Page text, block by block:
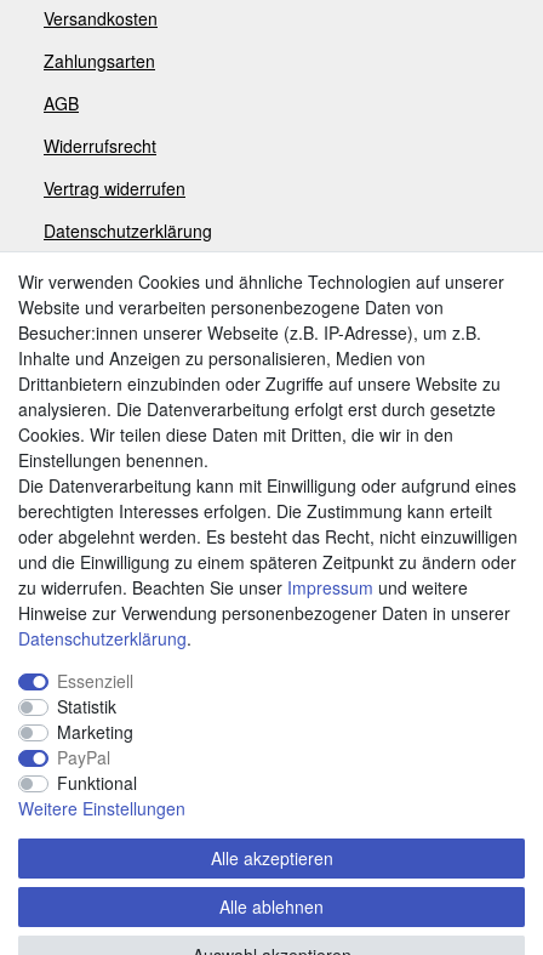
Versandkosten
Zahlungsarten
AGB
Widerrufsrecht
Vertrag widerrufen
Datenschutzerklärung
Impressum
Zahlungsarten
Weitere Zahlungsarten:
Kauf auf Rechnung
Vorkasse
Hier sind wir
© Copyright 2020 piccolino.de. Alle Rechte vorbehalten.
Wir verwenden Cookies und ähnliche Technologien auf unserer
Website und verarbeiten personenbezogene Daten von
Besucher:innen unserer Webseite (z.B. IP-Adresse), um z.B.
Inhalte und Anzeigen zu personalisieren, Medien von
Drittanbietern einzubinden oder Zugriffe auf unsere Website zu
analysieren. Die Datenverarbeitung erfolgt erst durch gesetzte
Cookies. Wir teilen diese Daten mit Dritten, die wir in den
Einstellungen benennen.
Die Datenverarbeitung kann mit Einwilligung oder aufgrund eines
berechtigten Interesses erfolgen. Die Zustimmung kann erteilt
oder abgelehnt werden. Es besteht das Recht, nicht einzuwilligen
und die Einwilligung zu einem späteren Zeitpunkt zu ändern oder
zu widerrufen. Beachten Sie unser Impressum und weitere
Hinweise zur Verwendung personenbezogener Daten in unserer
Daten­schutz­erklärung.
Essenziell
Statistik
Marketing
PayPal
Funktional
Weitere Einstellungen
Alle akzeptieren
Alle ablehnen